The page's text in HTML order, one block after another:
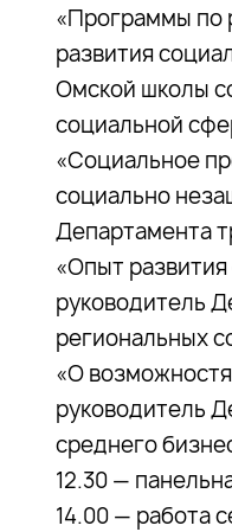
«Программы по
развития
Омской школы
социальной
«Социальное
социально
Департамента
«Опыт
руководитель
региональных
«О
руководитель
среднего
12.30 —
14.00 — работа